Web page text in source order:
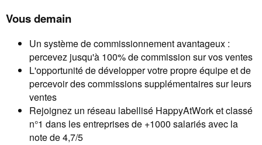
Vous demain
Un système de commissionnement avantageux :
percevez jusqu'à 100% de commission sur vos ventes
L'opportunité de développer votre propre équipe et de
percevoir des commissions supplémentaires sur leurs
ventes
Rejoignez un réseau labellisé HappyAtWork et classé
n°1 dans les entreprises de +1000 salariés avec la
note de 4,7/5